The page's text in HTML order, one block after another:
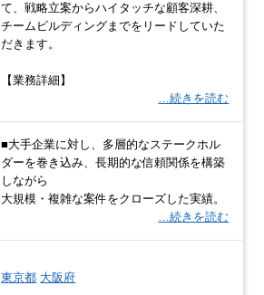
て、戦略立案からハイタッチな顧客深耕、
チームビルディングまでをリードしていた
だきます。
【業務詳細】
…続きを読む
■大手企業に対し、多層的なステークホル
ダーを巻き込み、長期的な信頼関係を構築
しながら
大規模・複雑な案件をクローズした実績。
…続きを読む
東京都 大阪府